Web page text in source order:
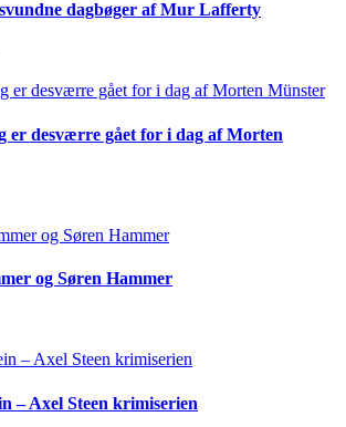
dagbøger af Mur Lafferty
er desværre gået for i dag af Morten
og Søren Hammer
– Axel Steen krimiserien